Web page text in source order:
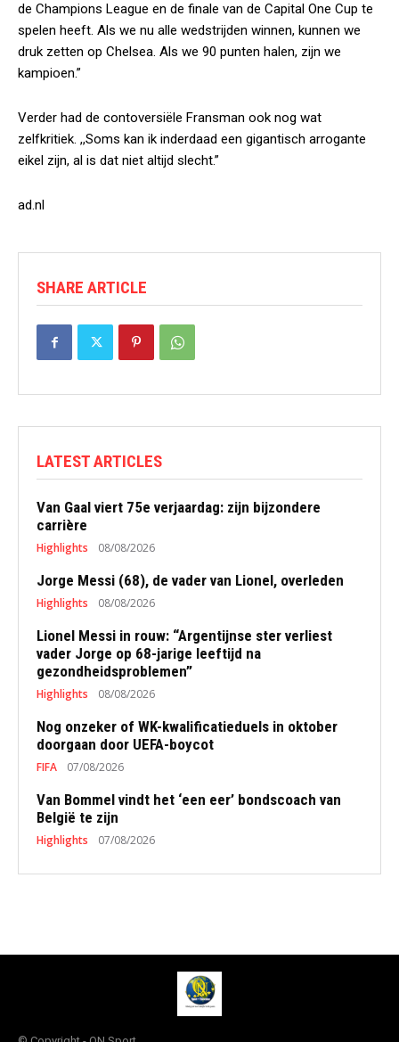
de Champions League en de finale van de Capital One Cup te
spelen heeft. Als we nu alle wedstrijden winnen, kunnen we
druk zetten op Chelsea. Als we 90 punten halen, zijn we
kampioen.”
Verder had de contoversiële Fransman ook nog wat
zelfkritiek. ,,Soms kan ik inderdaad een gigantisch arrogante
eikel zijn, al is dat niet altijd slecht.”
ad.nl
SHARE ARTICLE
LATEST ARTICLES
Van Gaal viert 75e verjaardag: zijn bijzondere
carrière
Highlights 08/08/2026
Jorge Messi (68), de vader van Lionel, overleden
Highlights 08/08/2026
Lionel Messi in rouw: “Argentijnse ster verliest
vader Jorge op 68-jarige leeftijd na
gezondheidsproblemen”
Highlights 08/08/2026
Nog onzeker of WK-kwalificatieduels in oktober
doorgaan door UEFA-boycot
FIFA 07/08/2026
Van Bommel vindt het ‘een eer’ bondscoach van
België te zijn
Highlights 07/08/2026